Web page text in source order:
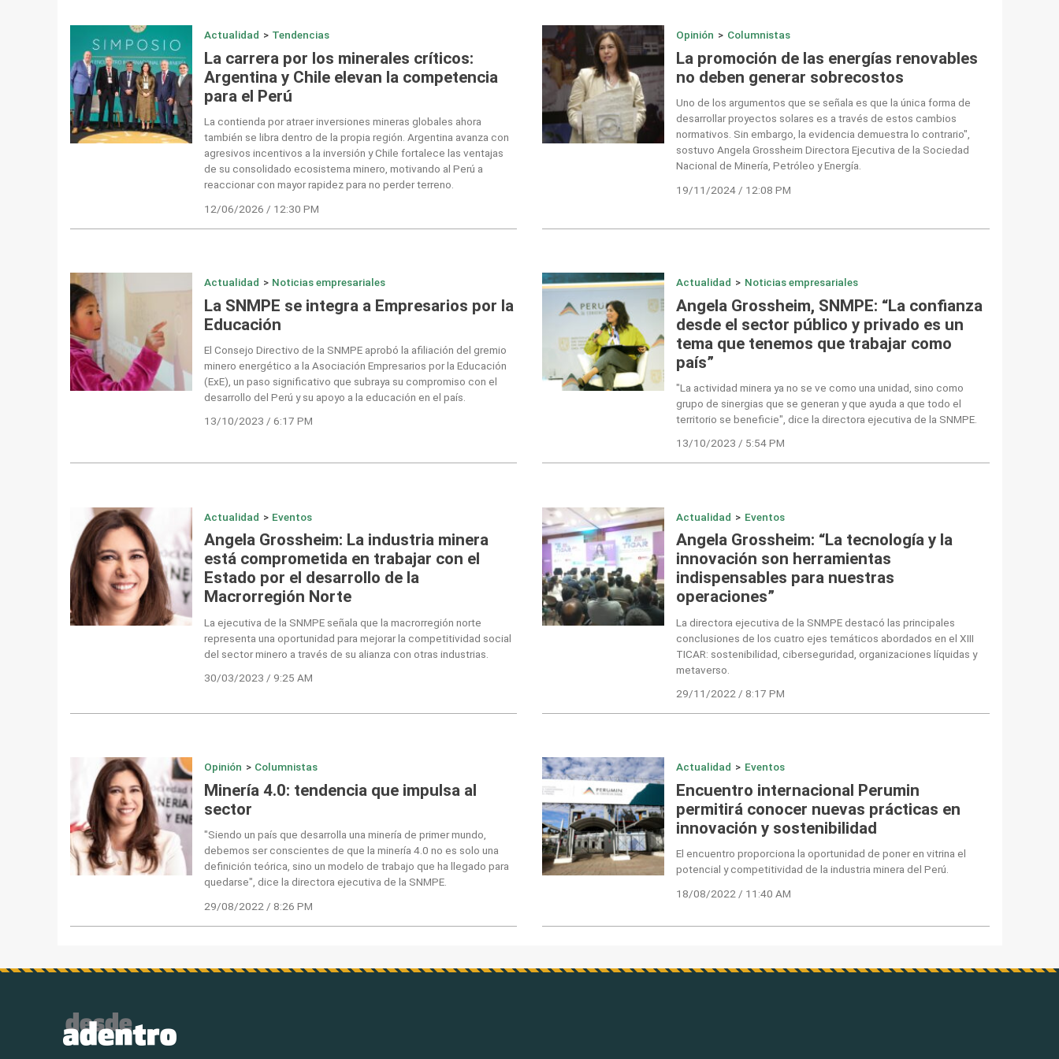
Actualidad > Tendencias
La carrera por los minerales críticos:
Argentina y Chile elevan la competencia
para el Perú
La contienda por atraer inversiones mineras globales ahora
también se libra dentro de la propia región. Argentina avanza con
agresivos incentivos a la inversión y Chile fortalece las ventajas
de su consolidado ecosistema minero, motivando al Perú a
reaccionar con mayor rapidez para no perder terreno.
12/06/2026 / 12:30 PM
Opinión > Columnistas
La promoción de las energías renovables
no deben generar sobrecostos
Uno de los argumentos que se señala es que la única forma de
desarrollar proyectos solares es a través de estos cambios
normativos. Sin embargo, la evidencia demuestra lo contrario",
sostuvo Angela Grossheim Directora Ejecutiva de la Sociedad
Nacional de Minería, Petróleo y Energía.
19/11/2024 / 12:08 PM
Actualidad > Noticias empresariales
La SNMPE se integra a Empresarios por la
Educación
El Consejo Directivo de la SNMPE aprobó la afiliación del gremio
minero energético a la Asociación Empresarios por la Educación
(ExE), un paso significativo que subraya su compromiso con el
desarrollo del Perú y su apoyo a la educación en el país.
13/10/2023 / 6:17 PM
Actualidad > Noticias empresariales
Angela Grossheim, SNMPE: “La confianza
desde el sector público y privado es un
tema que tenemos que trabajar como
país”
"La actividad minera ya no se ve como una unidad, sino como
grupo de sinergias que se generan y que ayuda a que todo el
territorio se beneficie", dice la directora ejecutiva de la SNMPE.
13/10/2023 / 5:54 PM
Actualidad > Eventos
Angela Grossheim: La industria minera
está comprometida en trabajar con el
Estado por el desarrollo de la
Macrorregión Norte
La ejecutiva de la SNMPE señala que la macrorregión norte
representa una oportunidad para mejorar la competitividad social
del sector minero a través de su alianza con otras industrias.
30/03/2023 / 9:25 AM
Actualidad > Eventos
Angela Grossheim: “La tecnología y la
innovación son herramientas
indispensables para nuestras
operaciones”
La directora ejecutiva de la SNMPE destacó las principales
conclusiones de los cuatro ejes temáticos abordados en el XIII
TICAR: sostenibilidad, ciberseguridad, organizaciones líquidas y
metaverso.
29/11/2022 / 8:17 PM
Opinión > Columnistas
Minería 4.0: tendencia que impulsa al
sector
"Siendo un país que desarrolla una minería de primer mundo,
debemos ser conscientes de que la minería 4.0 no es solo una
definición teórica, sino un modelo de trabajo que ha llegado para
quedarse", dice la directora ejecutiva de la SNMPE.
29/08/2022 / 8:26 PM
Actualidad > Eventos
Encuentro internacional Perumin
permitirá conocer nuevas prácticas en
innovación y sostenibilidad
El encuentro proporciona la oportunidad de poner en vitrina el
potencial y competitividad de la industria minera del Perú.
18/08/2022 / 11:40 AM